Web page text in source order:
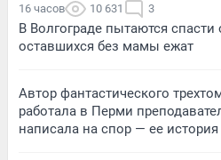
16 часов 10 631 3
В Волгограде пытаются
оставшихся без мамы ежат
Автор фантастического
работала в Перми
написала на спор — ее история